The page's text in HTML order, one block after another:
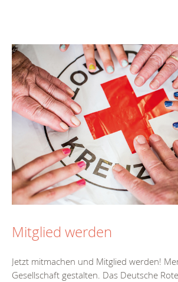
Mitglied werden
Jetzt mitmachen und Mitglied werden!
Gesellschaft gestalten. Das Deutsche